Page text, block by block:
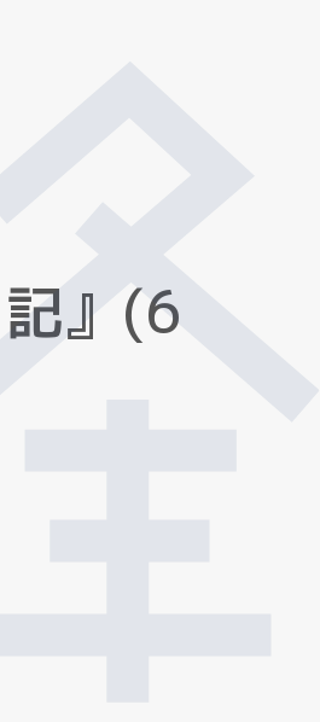
記』 (6